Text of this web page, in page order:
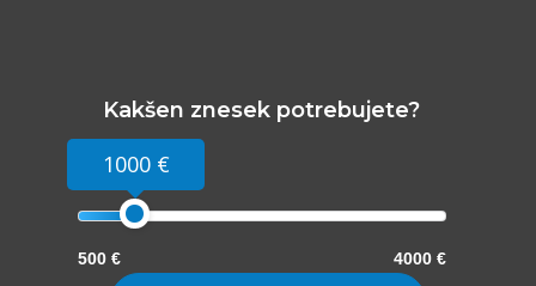
Kakšen znesek potrebujete?
1000 €
500 € 4000 €